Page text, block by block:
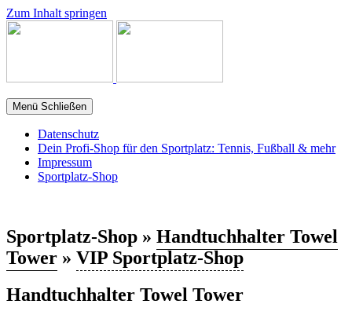
Zum Inhalt springen
Menü Schließen
Datenschutz
Dein Profi-Shop für den Sportplatz: Tennis, Fußball & mehr
Impressum
Sportplatz-Shop
Sportplatz-Shop » Handtuchhalter Towel
Tower » VIP Sportplatz-Shop
Handtuchhalter Towel Tower